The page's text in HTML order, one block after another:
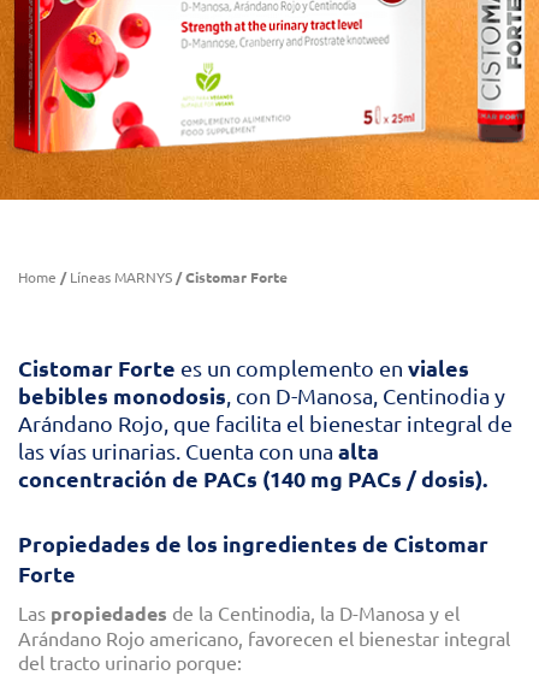
Home /Líneas MARNYS / Cistomar Forte
Cistomar Forte es un complemento en viales
bebibles monodosis , con D-Manosa, Centinodia y
Arándano Rojo, que facilita el bienestar integral de
las vías urinarias. Cuenta con una alta
concentración de PACs (140 mg PACs / dosis).
Propiedades de los ingredientes de Cistomar
Forte
Las propiedades de la Centinodia, la D-Manosa y el
Arándano Rojo americano, favorecen el bienestar integral
del tracto urinario porque: